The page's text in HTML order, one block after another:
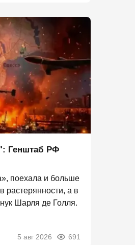
Генштаб РФ
поехала и больше
растерянности, а в
Шарля де Голля.
5 авг 2026 691